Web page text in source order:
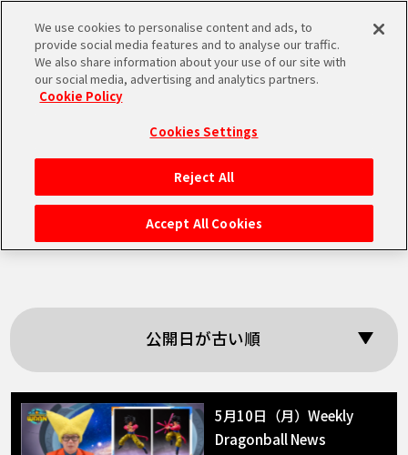
MEN
HOME
NEWS
RANKING
MOVIE
COLUMNS
「Weekly
Dragonball News」
の検索結果
公開日が古い順
5月10日（月）Weekly
Dragonball News
We use cookies to personalise content and ads, to
provide social media features and to analyse our traffic.
We also share information about your use of our site with
our social media, advertising and analytics partners.
Cookie Policy
Cookies Settings
Reject All
Accept All Cookies